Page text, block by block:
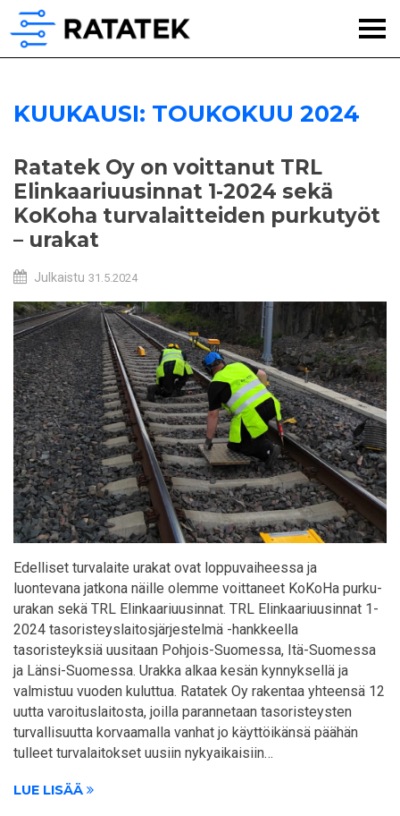
KUUKAUSI: TOUKOKUU 2024
Ratatek Oy on voittanut TRL
Elinkaariuusinnat 1-2024 sekä
KoKoha turvalaitteiden purkutyöt
– urakat
Julkaistu 31.5.2024
Edelliset turvalaite urakat ovat loppuvaiheessa ja
luontevana jatkona näille olemme voittaneet KoKoHa purku-
urakan sekä TRL Elinkaariuusinnat. TRL Elinkaariuusinnat 1-
2024 tasoristeyslaitosjärjestelmä -hankkeella
tasoristeyksiä uusitaan Pohjois-Suomessa, Itä-Suomessa
ja Länsi-Suomessa. Urakka alkaa kesän kynnyksellä ja
valmistuu vuoden kuluttua. Ratatek Oy rakentaa yhteensä 12
uutta varoituslaitosta, joilla parannetaan tasoristeysten
turvallisuutta korvaamalla vanhat jo käyttöikänsä päähän
tulleet turvalaitokset uusiin nykyaikaisiin…
LUE LISÄÄ